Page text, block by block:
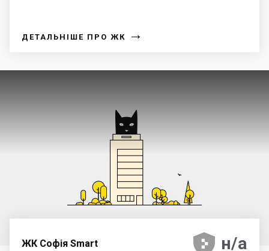
ДЕТАЛЬНІШЕ ПРО ЖК →
ЖК Софія Smart 



 н/а